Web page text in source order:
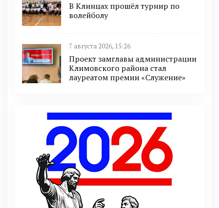
В Клинцах прошёл турнир по
волейболу
7 августа 2026, 15:26
Проект замглавы администрации
Климовского района стал
лауреатом премии «Служение»